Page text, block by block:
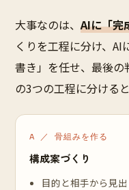
大事なのは、AIに「完
くりを工程に分け、
書き」を任せ、最後の
の3つの工程に分ける
A ／ 骨組みを作る
構成案づくり
目的と相手から見